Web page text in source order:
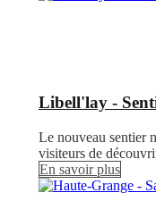
Libell'lay -
Le nouveau sentier
visiteurs de
En savoir plus